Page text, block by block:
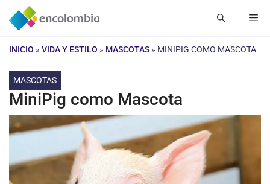
Saltar
INICIO » VIDA Y ESTILO » MASCOTAS » MINIPIG COMO MASCOTA
MASCOTAS
MiniPig como Mascota